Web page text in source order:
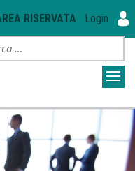
RISERVATA Login